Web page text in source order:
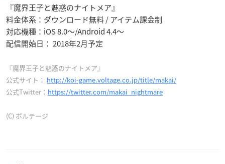
『魔界王子と魅惑のナイトメア』
料金体系：ダウンロード無料 / アイテム課金制
対応機種：iOS 8.0～/Android 4.4～
配信開始日： 2018年2月予定
『魔界王子と魅惑のナイトメア』
公式サイト： http://koi-game.voltage.co.jp/title/makai/
公式Twitter： https://twitter.com/makai_nightmare
(C) ボルテージ